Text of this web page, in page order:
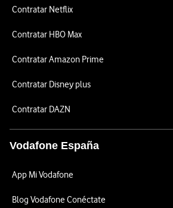
Contratar Netflix
Contratar HBO Max
Contratar Amazon Prime
Contratar Disney plus
Contratar DAZN
Vodafone España
App Mi Vodafone
Blog Vodafone Conéctate